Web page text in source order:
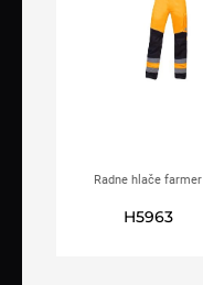
Radne hlače farmer
narančaste
H5963